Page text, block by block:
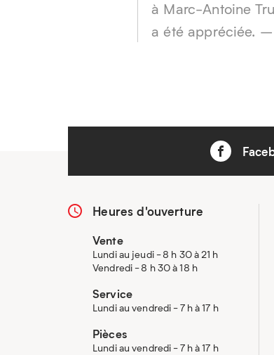
à Marc-Antoine
a été appréciée.
Heures d'ouverture
Vente
Lundi au jeudi - 8 h 30 à 21 h
Vendredi - 8 h 30 à 18 h
Service
Lundi au vendredi - 7 h à 17 h
Pièces
Lundi au vendredi - 7 h à 17 h